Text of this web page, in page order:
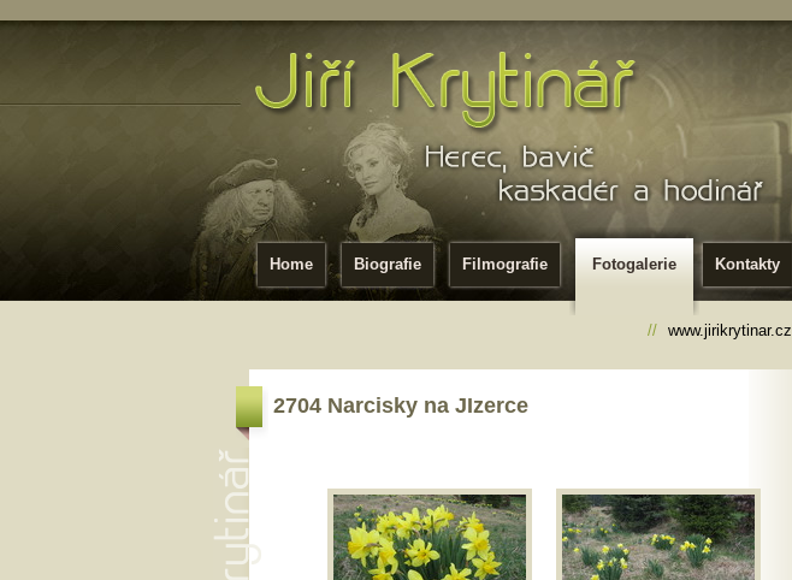
Home Biografie Filmografie Fotogalerie Kontakty
// www.jirikrytinar.cz
2704 Narcisky na JIzerce